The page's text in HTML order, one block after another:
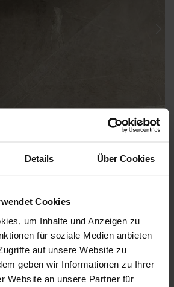
Details Über Cookies
Cookies
um Inhalte und Anzeigen zu
für soziale Medien anbieten
auf unsere Website zu
geben wir Informationen zu Ihrer
Website an unsere Partner für